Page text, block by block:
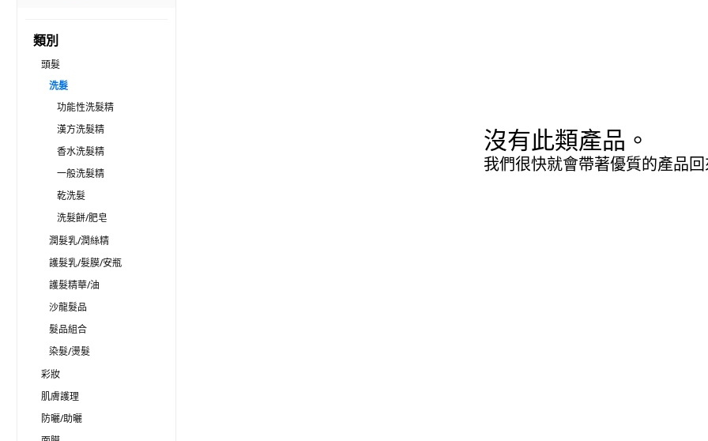
類別
頭髮
洗髮
功能性洗髮精
漢方洗髮精
香水洗髮精
一般洗髮精
乾洗髮
洗髮餅/肥皂
潤髮乳/潤絲精
護髮乳/髮膜/安瓶
護髮精華/油
沙龍髮品
髮品組合
染髮/燙髮
彩妝
肌膚護理
防曬/助曬
沒有此類產品。
我們很快就會帶著優質的產品